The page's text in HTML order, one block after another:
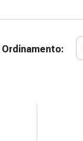
Ordinamento: